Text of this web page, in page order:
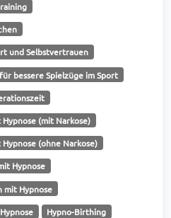
und Selbstvertrauen
bessere Spielzüge im Sport
(mit Narkose)
(ohne Narkose)
Hypnose
mit Hypnose
Hypno-Birthing